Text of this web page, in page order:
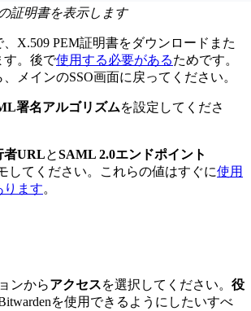
証明書を表示します
X.509 PEM証明書をダウンロードまた
す。後で使用する必要があるためです。
メインのSSO画面に戻ってください。
署名アルゴリズムを設定してくださ
者URLとSAML 2.0エンドポイント
してください。これらの値はすぐに使用
ります。
ンからアクセスを選択してください。 役
を使用できるようにしたいすべ